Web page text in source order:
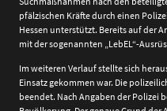
pfälzischen Kräfte durch einen
Hessen unterstützt. Bereits auf der
mit der sogenannten „LebEL“-
Im weiteren Verlauf stellte sich
Einsatz gekommen war. Die
beendet. Nach Angaben der Polizei